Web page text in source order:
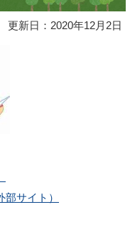
更新日：2020年12月2日
サイト）